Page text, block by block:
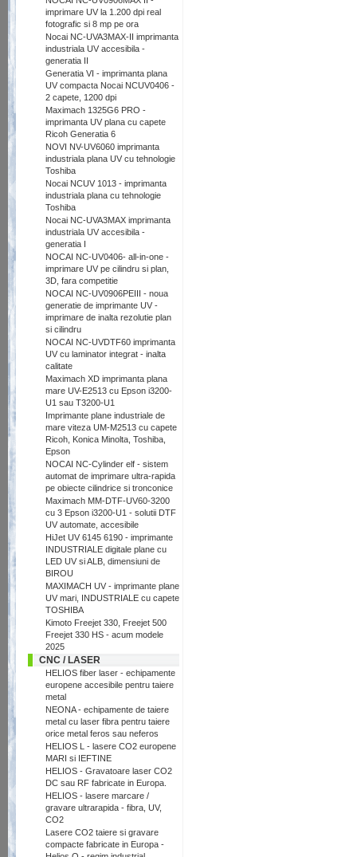
imprimare UV la 1.200 dpi real
fotografic si 8 mp pe ora
Nocai NC-UVA3MAX-II imprimanta
industriala UV accesibila -
generatia II
Generatia VI - imprimanta plana
UV compacta Nocai NCUV0406 -
2 capete, 1200 dpi
Maximach 1325G6 PRO -
imprimanta UV plana cu capete
Ricoh Generatia 6
NOVI NV-UV6060 imprimanta
industriala plana UV cu tehnologie
Toshiba
Nocai NCUV 1013 - imprimanta
industriala plana cu tehnologie
Toshiba
Nocai NC-UVA3MAX imprimanta
industriala UV accesibila -
generatia I
NOCAI NC-UV0406- all-in-one -
imprimare UV pe cilindru si plan,
3D, fara competitie
NOCAI NC-UV0906PEIII - noua
generatie de imprimante UV -
imprimare de inalta rezolutie plan
si cilindru
NOCAI NC-UVDTF60 imprimanta
UV cu laminator integrat - inalta
calitate
Maximach XD imprimanta plana
mare UV-E2513 cu Epson i3200-
U1 sau T3200-U1
Imprimante plane industriale de
mare viteza UM-M2513 cu capete
Ricoh, Konica Minolta, Toshiba,
Epson
NOCAI NC-Cylinder elf - sistem
automat de imprimare ultra-rapida
pe obiecte cilindrice si tronconice
Maximach MM-DTF-UV60-3200
cu 3 Epson i3200-U1 - solutii DTF
UV automate, accesibile
HiJet UV 6145 6190 - imprimante
INDUSTRIALE digitale plane cu
LED UV si ALB, dimensiuni de
BIROU
MAXIMACH UV - imprimante plane
UV mari, INDUSTRIALE cu capete
TOSHIBA
Kimoto Freejet 330, Freejet 500
Freejet 330 HS - acum modele
2025
CNC / LASER
HELIOS fiber laser - echipamente
europene accesibile pentru taiere
metal
NEONA - echipamente de taiere
metal cu laser fibra pentru taiere
orice metal feros sau neferos
HELIOS L - lasere CO2 europene
MARI si IEFTINE
HELIOS - Gravatoare laser CO2
DC sau RF fabricate in Europa.
HELIOS - lasere marcare /
gravare ultrarapida - fibra, UV,
CO2
Lasere CO2 taiere si gravare
compacte fabricate in Europa -